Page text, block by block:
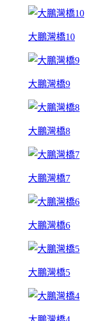
大鵬灣橋10
大鵬灣橋9
大鵬灣橋8
大鵬灣橋7
大鵬灣橋6
大鵬灣橋5